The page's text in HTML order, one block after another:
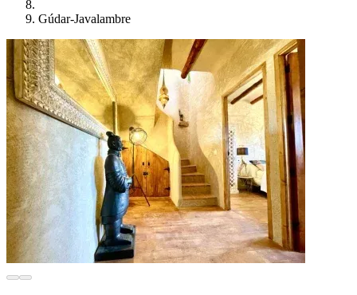
Gúdar-Javalambre